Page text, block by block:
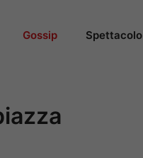
Gossip Spettacolo